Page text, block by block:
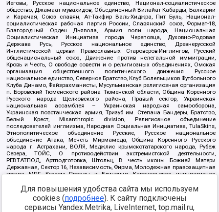
Иеговы, Русское национальное единство, Национал-социалистическое
общество, Джамаат мувахидов, Объединенный Вилайат Кабарды, Балкарии
и Карачая, Союз славян, Ат-Такфир Валь-Хиджра, Пит Буль, Национал-
социалистическая рабочая партия России, Славянский союз, Формат-18,
Благородный Орден Дьявола, Армия воли народа, Национальная
Социалистическая Инициатива города Череповца, Духовно-Родовая
Держава Русь, Русское национальное единство, Древнерусской
Инглистической церкви Православных Староверов-Инглингов, Русский
общенациональный союз, Движение против нелегальной иммиграции,
Кровь и Честь, О свободе совести и о религиозных объединениях, Омская
организация общественного политического движения Русское
национальное единство, Северное Братство, Клуб Болельщиков Футбольного
Клуба Динамо, Файзрахманисты, Мусульманская религиозная организация
п. Боровский Тюменского района Тюменской области, Община Коренного
Русского народа Щелковского района, Правый сектор, Украинская
национальная ассамблея – Украинская народная самооборона,
Украинская повстанческая армия, Тризуб им. Степана Бандеры, Братство,
Белый Крест, Misanthropic division, Религиозное объединение
последователей инглиизма, Народная Социальная Инициатива, TulaSkins,
Этнополитическое объединение Русские, Русское национальное
объединение Атака, Мечеть Мирмамеда, Община Коренного Русского
народа г. Астрахани, ВОЛЯ, Меджлис крымскотатарского народа, Рубеж
Севера, ТОЙС, О противодействии экстремистской деятельности,
РЕВТАТПОД, Артподготовка, Штольц, В честь иконы Божией Матери
Державная, Сектор 16, Независимость, Фирма, Молодежная правозащитная
группа МПГ, Курсом Правды и Единения, Каракольская инициативная
Благотворительный пансионат Ак Умут, Русская республика Русь,
Арестантское уголовное единство, Башкорт, Нация и свобода, W.H.С., Фалунь
Дафа, Иртыш Ultras, Русский Патриотический клуб-Новокузнецк/РПК,
Сибирский державный союз, Фонд борьбы с коррупцией, Фонд защиты прав
Для повышения удобства сайта мы используем
cookies (подробнее). К сайту подключены
сервисы Yandex.Metrika, LiveInternet, top.mail.ru,